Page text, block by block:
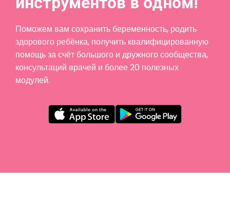
Поможем вам сохранить беременность, родить
здорового ребёнка, получить квалифицированную
помощь за счёт большого и дружного сообщества,
консультаций врачей и более 20 полезных
модулей.